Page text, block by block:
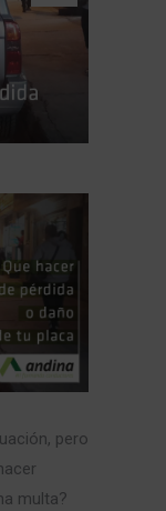
pero
multa?